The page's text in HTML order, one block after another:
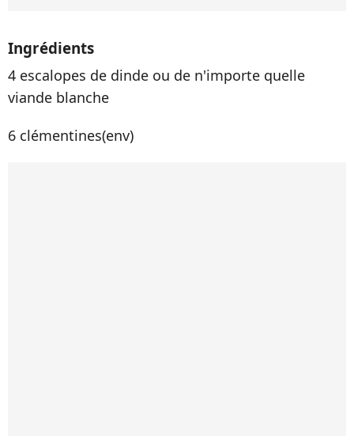
Ingrédients
4 escalopes de dinde ou de n'importe quelle
viande blanche
6 clémentines(env)